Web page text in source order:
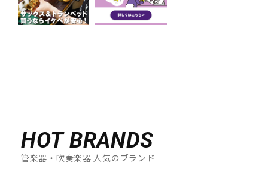
HOT BRANDS
管楽器・吹奏楽器 人気のブランド